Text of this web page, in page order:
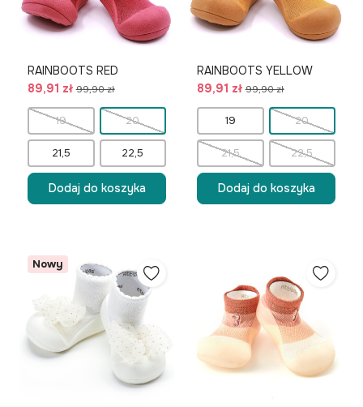
RAINBOOTS RED
89,91 zł99,90 zł
19 20
21,5 22,5
Dodaj do koszyka
RAINBOOTS YELLOW
89,91 zł99,90 zł
19 20
21,5 22,5
Dodaj do koszyka
Nowy